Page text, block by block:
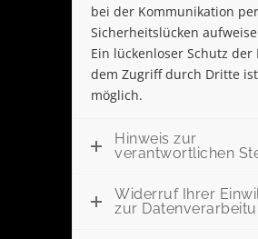
bei der Kommunikation
Sicherheitslücken
Ein lückenloser Schutz der
dem Zugriff durch Dritte
möglich.
Hinweis zur
verantwortlichen
Widerruf Ihrer
zur